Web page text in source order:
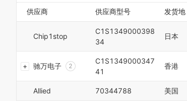
供应商 供应商型号 发货地
Chip1stop
C1S1349000398
34
日本
驰万电子
2
C1S1349000347
41
香港
Allied 70344788 美国